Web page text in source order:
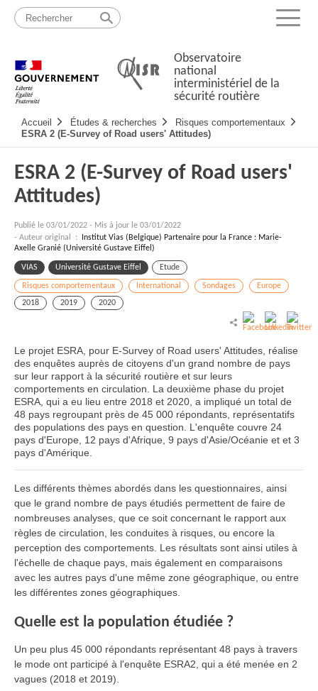
Passer
contenu
Menu
Observatoire
national
interministériel de la
sécurité routière
principale
Accueil Études & recherches
Risques comportementaux
ESRA 2 (E-Survey of Road users' Attitudes)
ESRA 2 (E-Survey of Road users'
Attitudes)
Publié le 03/01/2022 - Mis à jour le 03/01/2022
- Auteur original :
Institut Vias (Belgique) Partenaire pour la France : Marie-
Axelle Granié (Université Gustave Eiffel)
VIAS Université Gustave Eiffel Etude
Risques comportementaux International Sondages
Europe
2018
2019 2020
Le projet ESRA, pour E-Survey of Road users' Attitudes, réalise
des enquêtes auprès de citoyens d'un grand nombre de pays
sur leur rapport à la sécurité routière et sur leurs
comportements en circulation. La deuxième phase du projet
ESRA, qui a eu lieu entre 2018 et 2020, a impliqué un total de
48 pays regroupant près de 45 000 répondants, représentatifs
des populations des pays en question. L'enquête couvre 24
pays d'Europe, 12 pays d'Afrique, 9 pays d'Asie/Océanie et et 3
pays d'Amérique.
Les différents thèmes abordés dans les questionnaires, ainsi
que le grand nombre de pays étudiés permettent de faire de
nombreuses analyses, que ce soit concernant le rapport aux
règles de circulation, les conduites à risques, ou encore la
perception des comportements. Les résultats sont ainsi utiles à
l'échelle de chaque pays, mais également en comparaisons
avec les autres pays d'une même zone géographique, ou entre
les différentes zones géographiques.
Quelle est la population étudiée ?
Un peu plus 45 000 répondants représentant 48 pays à travers
le mode ont participé à l'enquête ESRA2, qui a été menée en 2
vagues (2018 et 2019).